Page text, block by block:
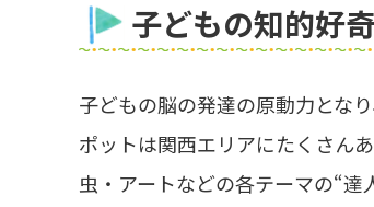
子どもの知的好
子どもの脳の発達の原動力とな
ポットは関西エリアにたくさん
虫・アートなどの各テーマの“達